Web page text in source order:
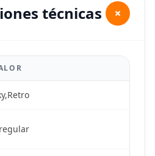
técnicas +